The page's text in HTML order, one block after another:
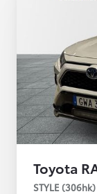
Toyota
STYLE